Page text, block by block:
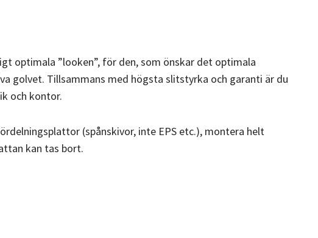
optimala ”looken”, för den, som önskar det optimala
golvet. Tillsammans med högsta slitstyrka och garanti är du
och kontor.
(spånskivor, inte EPS etc.), montera helt
kan tas bort.